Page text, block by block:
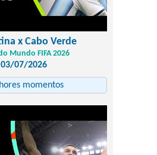
x Cabo Verde
Mundo FIFA 2026
03/07/2026
momentos